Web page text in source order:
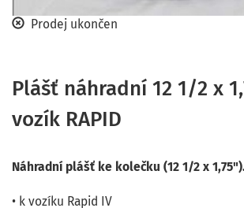
Prodej ukončen
Plášť náhradní 12 1/2 x
vozík RAPID
Náhradní plášť ke kolečku (12 1/2 x
• k vozíku Rapid IV